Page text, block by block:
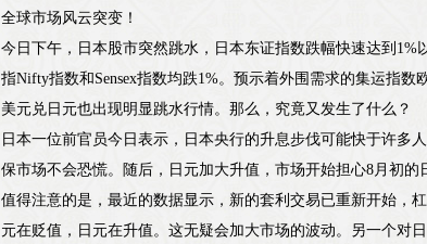
全球市场风云突变！
今日下午，日本股市突然跳水，日本东证指数跌幅快速达到
指Nifty指数和Sensex指数均跌1%。预示着外围需求的集运指数
美元兑日元也出现明显跳水行情。那么，究竟又发生了什么？
日本一位前官员今日表示，日本央行的升息步伐可能快于许多
保市场不会恐慌。随后，日元加大升值，市场开始担心8月初的
值得注意的是，最近的数据显示，新的套利交易已重新开始，
元在贬值，日元在升值。这无疑会加大市场的波动。另一个对